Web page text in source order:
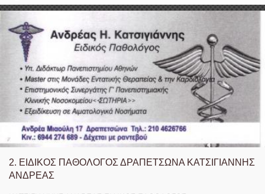
2. ΕΙΔΙΚΟΣ ΠΑΘΟΛΟΓΟΣ ΔΡΑΠΕΤΣΩΝΑ ΚΑΤΣΙΓΙΑΝΝΗΣ
ΑΝΔΡΕΑΣ